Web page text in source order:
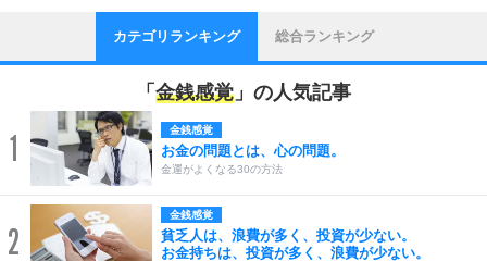
カテゴリランキング 総合ランキング
「 金銭感覚 」の人気記事
1 金銭感覚
お金の問題とは、心の問題。
金運がよくなる30の方法
2
金銭感覚
貧乏人は、浪費が多く、投資が少ない。
お金持ちは、投資が多く、浪費が少ない。